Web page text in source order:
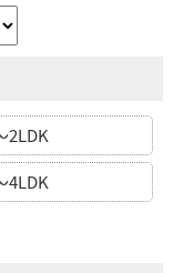
2LDK
4LDK